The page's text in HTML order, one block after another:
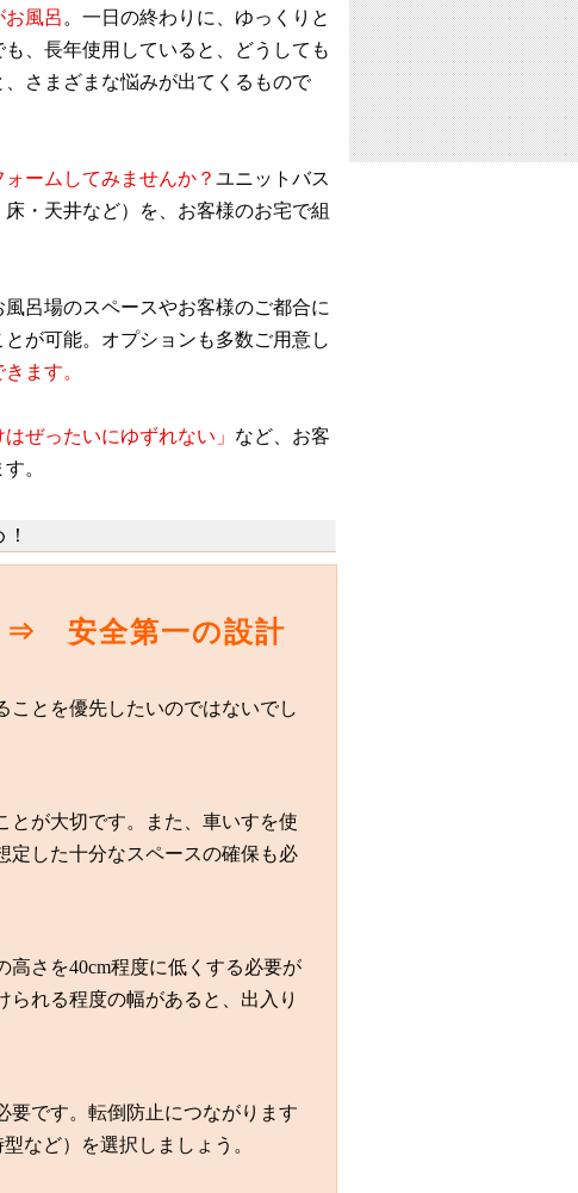
風呂 。一日の終わりに、ゆっくりと
、長年使用していると、どうしても
さまざまな悩みが出てくるもので
ームしてみませんか？ ユニットバス
・天井など）を、お客様のお宅で組
呂場のスペースやお客様のご都合に
が可能。オプションも多数ご用意し
ます。
ぜったいにゆずれない」 など、お客
。
⇒ 安全第一の設計
ことを優先したいのではないでし
とが大切です。また、車いすを使
定した十分なスペースの確保も必
さを40cm程度に低くする必要が
れる程度の幅があると、出入り
要です。転倒防止につながります
など）を選択しましょう。